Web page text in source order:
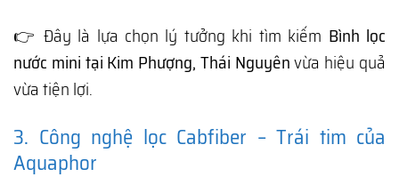
👉 Đây là lựa chọn lý tưởng khi tìm kiếm Bình lọc
nước mini tại Kim Phượng, Thái Nguyênvừa hiệu quả
vừa tiện lợi.
3. Công nghệ lọc Cabfiber – Trái tim của
Aquaphor